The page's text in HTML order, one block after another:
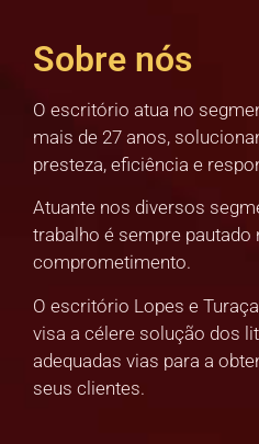
Sobre nós
O escritório atua no
mais de 27 anos,
presteza, eficiência e
Atuante nos diversos
trabalho é sempre pautado
comprometimento.
O escritório Lopes e
visa a célere solução dos
adequadas vias para a
seus clientes.